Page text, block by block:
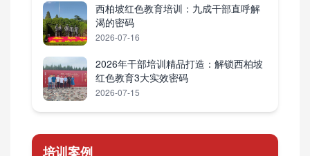
西柏坡红色教育培训：九成干部直呼解
渴的密码
2026-07-16
2026年干部培训精品打造：解锁西柏坡
红色教育3大实效密码
2026-07-15
培训案例